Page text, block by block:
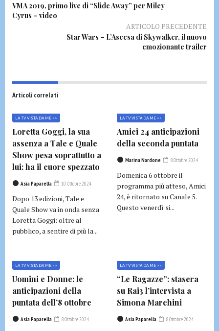
VMA 2019, primo live di “Slide Away” per Miley
Cyrus – video
ARTICOLO PRECEDENTE
Star Wars – L’Ascesa di Skywalker, il nuovo
emozionante trailer
Articoli correlati
LA TV VISTA DA ME >>
Loretta Goggi, la sua
assenza a Tale e Quale
Show pesa soprattutto a
lui: ha il cuore spezzato
Asia Paparella 10 Ottobre 2024
Dopo 13 edizioni, Tale e
Quale Show va in onda senza
Loretta Goggi: oltre al
pubblico, a sentire di più la...
LA TV VISTA DA ME >>
Amici 24 anticipazioni
della seconda puntata
Marina Nardone 8 Ottobre 2024
Domenica 6 ottobre il
programma più atteso, Amici
24, è ritornato su Canale 5.
Questo venerdì si...
LA TV VISTA DA ME >>
Uomini e Donne: le
anticipazioni della
puntata dell’8 ottobre
Asia Paparella 8 Ottobre 2024
LA TV VISTA DA ME >>
“Le Ragazze”: stasera
su Rai3 l’intervista a
Simona Marchini
Asia Paparella 8 Ottobre 2024